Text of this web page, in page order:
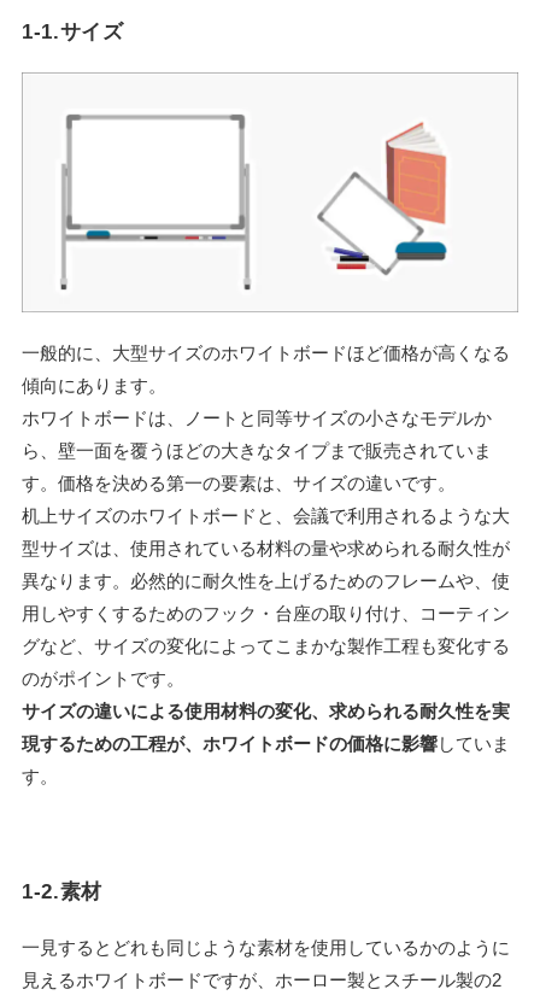
1-1.サイズ
一般的に、大型サイズのホワイトボードほど価格が高くなる
傾向にあります。
ホワイトボードは、ノートと同等サイズの小さなモデルか
ら、壁一面を覆うほどの大きなタイプまで販売されていま
す。価格を決める第一の要素は、サイズの違いです。
机上サイズのホワイトボードと、会議で利用されるような大
型サイズは、使用されている材料の量や求められる耐久性が
異なります。必然的に耐久性を上げるためのフレームや、使
用しやすくするためのフック・台座の取り付け、コーティン
グなど、サイズの変化によってこまかな製作工程も変化する
のがポイントです。
サイズの違いによる使用材料の変化、求められる耐久性を実
現するための工程が、ホワイトボードの価格に影響していま
す。
1-2.素材
一見するとどれも同じような素材を使用しているかのように
見えるホワイトボードですが、ホーロー製とスチール製の2